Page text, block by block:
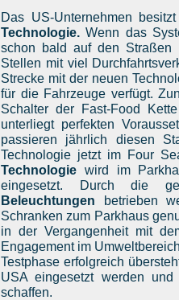
Das US-Unternehmen
Technologie. Wenn das
schon bald auf den Straßen
Stellen mit viel
Strecke mit der neuen
für die Fahrzeuge verfügt.
Schalter der Fast-Food
unterliegt perfekten
passieren jährlich diesen
Technologie jetzt im Four
Technologie wird im
eingesetzt. Durch die
Beleuchtungen betrieben
Schranken zum Parkhaus
in der Vergangenheit mit
Engagement im
Testphase erfolgreich
USA eingesetzt werden
schaffen.